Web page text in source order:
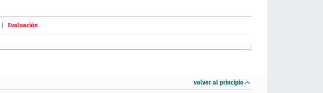
Evaluación
volver al principio